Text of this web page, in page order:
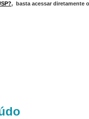
, basta acessar diretamente o